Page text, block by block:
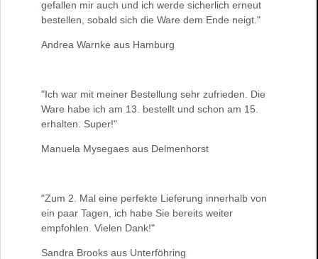
gefallen mir auch und ich werde sicherlich erneut
bestellen, sobald sich die Ware dem Ende neigt."
Andrea Warnke aus Hamburg
"Ich war mit meiner Bestellung sehr zufrieden. Die
Ware habe ich am 13. bestellt und schon am 15.
erhalten. Super!"
Manuela Mysegaes aus Delmenhorst
"Zum 2. Mal eine perfekte Lieferung innerhalb von
ein paar Tagen, ich habe Sie bereits weiter
empfohlen. Vielen Dank!"
Sandra Brooks aus Unterföhring